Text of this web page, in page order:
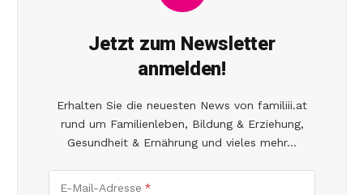
Jetzt zum Newsletter
anmelden!
Erhalten Sie die neuesten News von familiii.at
rund um Familienleben, Bildung & Erziehung,
Gesundheit & Ernährung und vieles mehr...
E-Mail-Adresse